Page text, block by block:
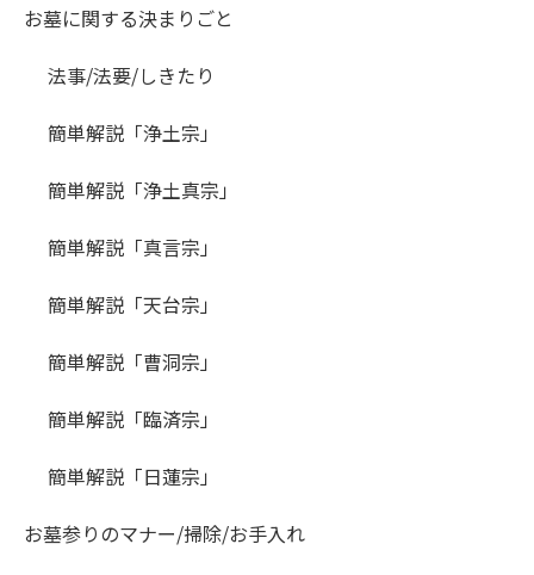
お墓に関する決まりごと
法事/法要/しきたり
簡単解説「浄土宗」
簡単解説「浄土真宗」
簡単解説「真言宗」
簡単解説「天台宗」
簡単解説「曹洞宗」
簡単解説「臨済宗」
簡単解説「日蓮宗」
お墓参りのマナー/掃除/お手入れ